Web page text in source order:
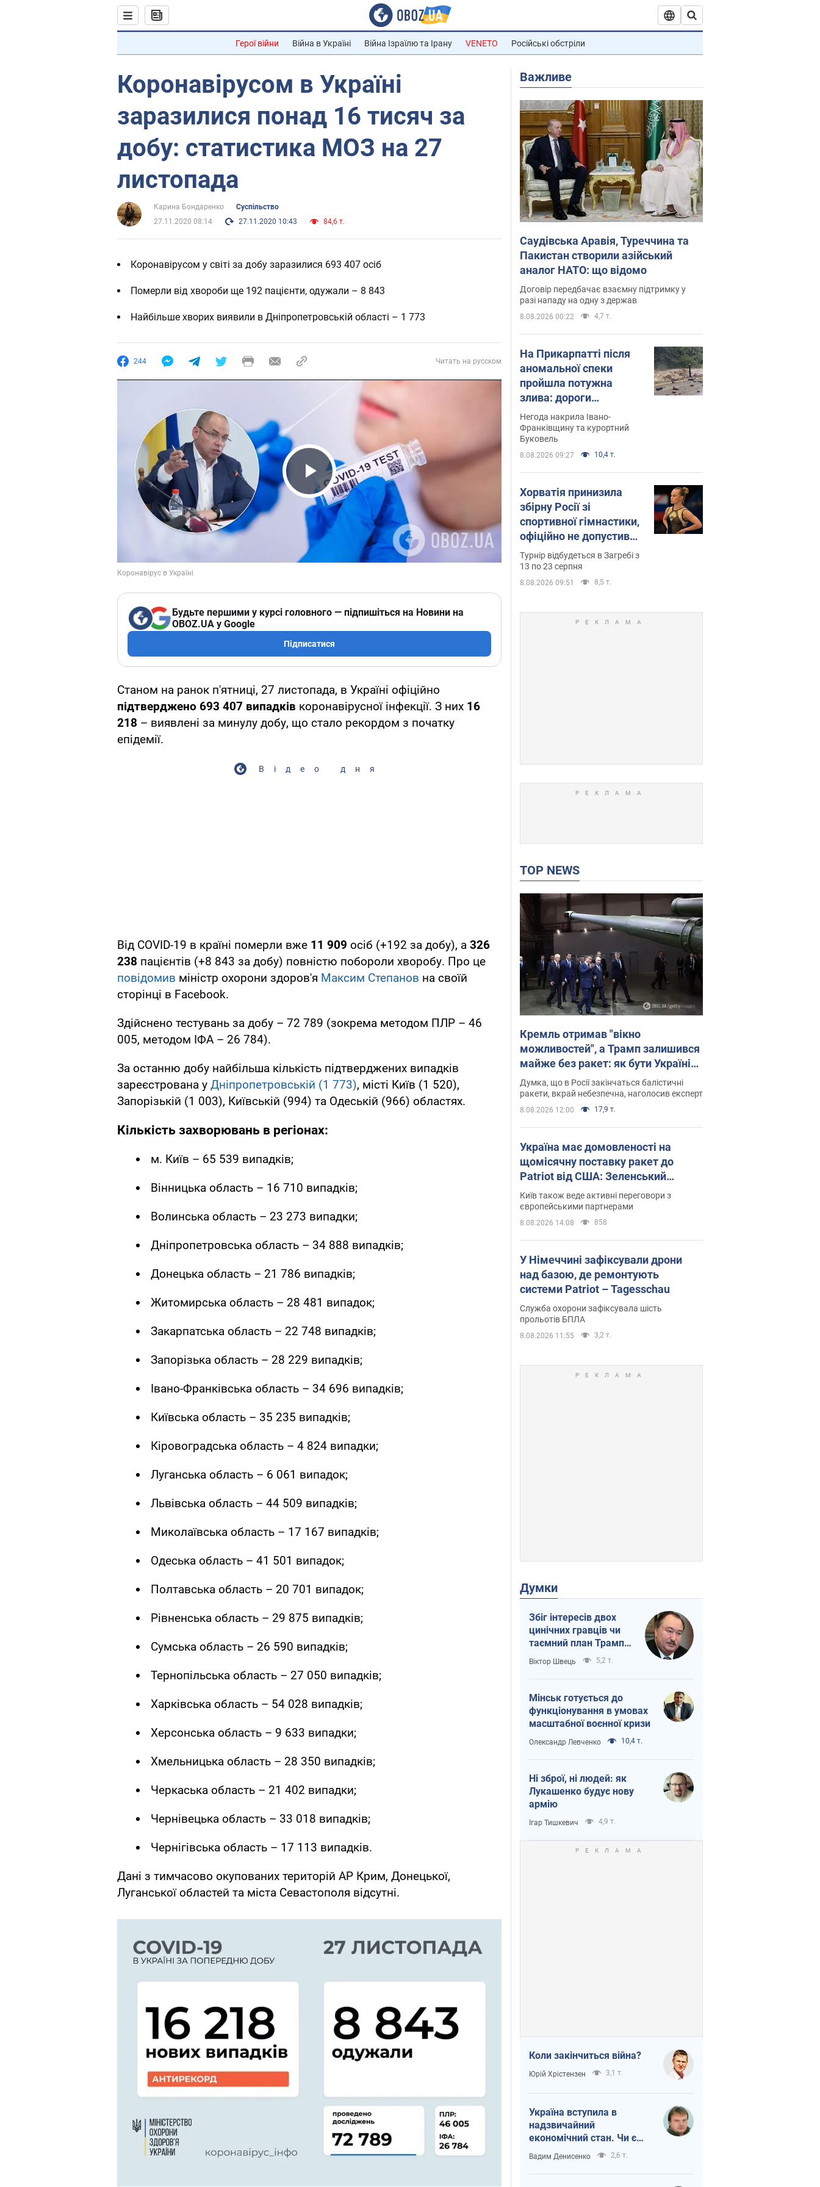
Герої війни Війна в Україні Війна Ізраїлю та Ірану VENETO Російські обстріли
Коронавірусом в Україні
заразилися понад 16 тисяч за
добу: статистика МОЗ на 27
листопада
Карина Бондаренко
Суспільство
27.11.2020 08:14
27.11.2020 10:43 84,6 т.
Коронавірусом у світі за добу заразилися 693 407 осіб
Померли від хвороби ще 192 пацієнти, одужали – 8 843
Найбільше хворих виявили в Дніпропетровській області – 1 773
244 Читать на русском
Play Video
Будьте першими у курсі головного — підпишіться на Новини на
OBOZ.UA у Google
Підписатися
Станом на ранок п'ятниці, 27 листопада, в Україні офіційно
підтверджено 693 407 випадків коронавірусної інфекції. З них 16
218 – виявлені за минулу добу, що стало рекордом з початку
епідемії.
Відео дня
Від COVID-19 в країні померли вже 11 909 осіб (+192 за добу), а 326
238 пацієнтів (+8 843 за добу) повністю побороли хворобу. Про це
повідомив міністр охорони здоров'я Максим Степанов на своїй
сторінці в Facebook.
Здійснено тестувань за добу – 72 789 (зокрема методом ПЛР – 46
005, методом ІФА – 26 784).
За останню добу найбільша кількість підтверджених випадків
зареєстрована у Дніпропетровській (1 773), місті Київ (1 520),
Запорізькій (1 003), Київській (994) та Одеській (966) областях.
Кількість захворювань в регіонах:
м. Київ – 65 539 випадків;
Вінницька область – 16 710 випадків;
Волинська область – 23 273 випадки;
Дніпропетровська область – 34 888 випадків;
Донецька область – 21 786 випадків;
Житомирська область – 28 481 випадок;
Закарпатська область – 22 748 випадків;
Запорізька область – 28 229 випадків;
Івано-Франківська область – 34 696 випадків;
Київська область – 35 235 випадків;
Кіровоградська область – 4 824 випадки;
Луганська область – 6 061 випадок;
Львівська область – 44 509 випадків;
Миколаївська область – 17 167 випадків;
Одеська область – 41 501 випадок;
Полтавська область – 20 701 випадок;
Рівненська область – 29 875 випадків;
Сумська область – 26 590 випадків;
Тернопільська область – 27 050 випадків;
Харківська область – 54 028 випадків;
Херсонська область – 9 633 випадки;
Хмельницька область – 28 350 випадків;
Черкаська область – 21 402 випадки;
Чернівецька область – 33 018 випадків;
Чернігівська область – 17 113 випадків.
Дані з тимчасово окупованих територій АР Крим, Донецької,
Луганської областей та міста Севастополя відсутні.
Важливе
Саудівська Аравія, Туреччина та
Пакистан створили азійський
аналог НАТО: що відомо
Договір передбачає взаємну підтримку у
разі нападу на одну з держав
8.08.2026 00:22 4,7 т.
На Прикарпатті після
аномальної спеки
пройшла потужна
злива: дороги
перетворились на
річки. Відео
Негода накрила Івано-
Франківщину та курортний
Буковель
8.08.2026 09:27 10,4 т.
Хорватія принизила
збірну Росії зі
спортивної гімнастики,
офіційно не допустивши
до чемпіонату Європи
основних спортсменів
Турнір відбудеться в Загребі з
13 по 23 серпня
8.08.2026 09:51 8,5 т.
TOP NEWS
Кремль отримав "вікно
можливостей", а Трамп залишився
майже без ракет: як бути Україні?
Інтерв’ю з Мельником
Думка, що в Росії закінчаться балістичні
ракети, вкрай небезпечна, наголосив експерт
8.08.2026 12:00 17,9 т.
Україна має домовленості на
щомісячну поставку ракет до
Patriot від США: Зеленський
розкрив подробиці
Київ також веде активні переговори з
європейськими партнерами
8.08.2026 14:08 858
У Німеччині зафіксували дрони
над базою, де ремонтують
системи Patriot – Tagesschau
Служба охорони зафіксувала шість
прольотів БПЛА
8.08.2026 11:55 3,2 т.
Думки
Збіг інтересів двох
цинічних гравців чи
таємний план Трампа
і Путіна?
Віктор Швець 5,2 т.
Мінськ готується до
функціонування в умовах
масштабної воєнної кризи
Олександр Левченко 10,4 т.
Ні зброї, ні людей: як
Лукашенко будує нову
армію
Ігар Тишкевич 4,9 т.
Коли закінчиться війна?
Юрій Хрістензен 3,1 т.
Україна вступила в
надзвичайний
економічний стан. Чи є
світло вкінці тунелю?
Вадим Денисенко 2,6 т.